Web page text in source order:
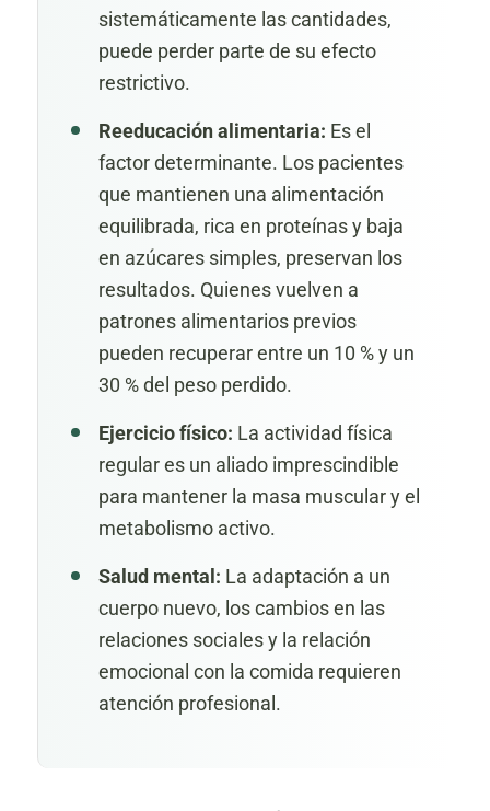
sistemáticamente las cantidades,
puede perder parte de su efecto
restrictivo.
Reeducación alimentaria: Es el
factor determinante. Los pacientes
que mantienen una alimentación
equilibrada, rica en proteínas y baja
en azúcares simples, preservan los
resultados. Quienes vuelven a
patrones alimentarios previos
pueden recuperar entre un 10 % y un
30 % del peso perdido.
Ejercicio físico: La actividad física
regular es un aliado imprescindible
para mantener la masa muscular y el
metabolismo activo.
Salud mental: La adaptación a un
cuerpo nuevo, los cambios en las
relaciones sociales y la relación
emocional con la comida requieren
atención profesional.